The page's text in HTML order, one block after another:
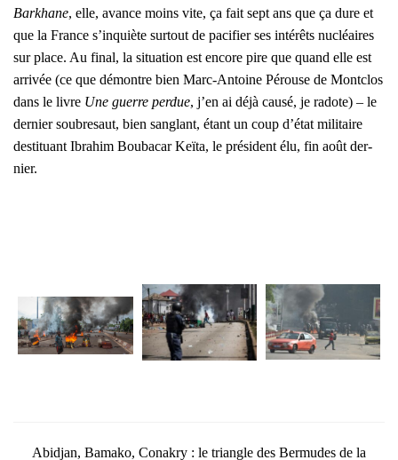
Bar­khane, elle, avance moins vite, ça fait sept ans que ça dure et
que la France s’inquiète sur­tout de paci­fier ses inté­rêts nucléaires
sur place. Au final, la situa­tion est encore pire que quand elle est
arri­vée (ce que démontre bien Marc-Antoine Pérouse de Mont­clos
dans le livre Une guerre per­due, j’en ai déjà cau­sé, je radote) – le
der­nier sou­bre­saut, bien san­glant, étant un coup d’état mili­taire
des­ti­tuant Ibrahim Bou­ba­car Keï­ta, le pré­sident élu, fin août der­
nier.
Abid­jan, Bama­ko, Cona­kry : le tri­angle des Ber­mudes de la